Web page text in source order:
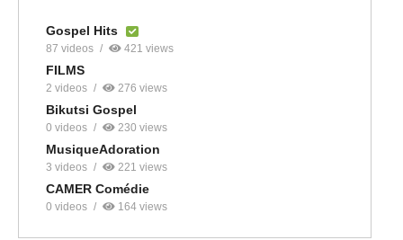
Gospel Hits
87 videos 421 views
FILMS
2 videos 276 views
Bikutsi Gospel
0 videos 230 views
MusiqueAdoration
3 videos 221 views
CAMER Comédie
0 videos 164 views